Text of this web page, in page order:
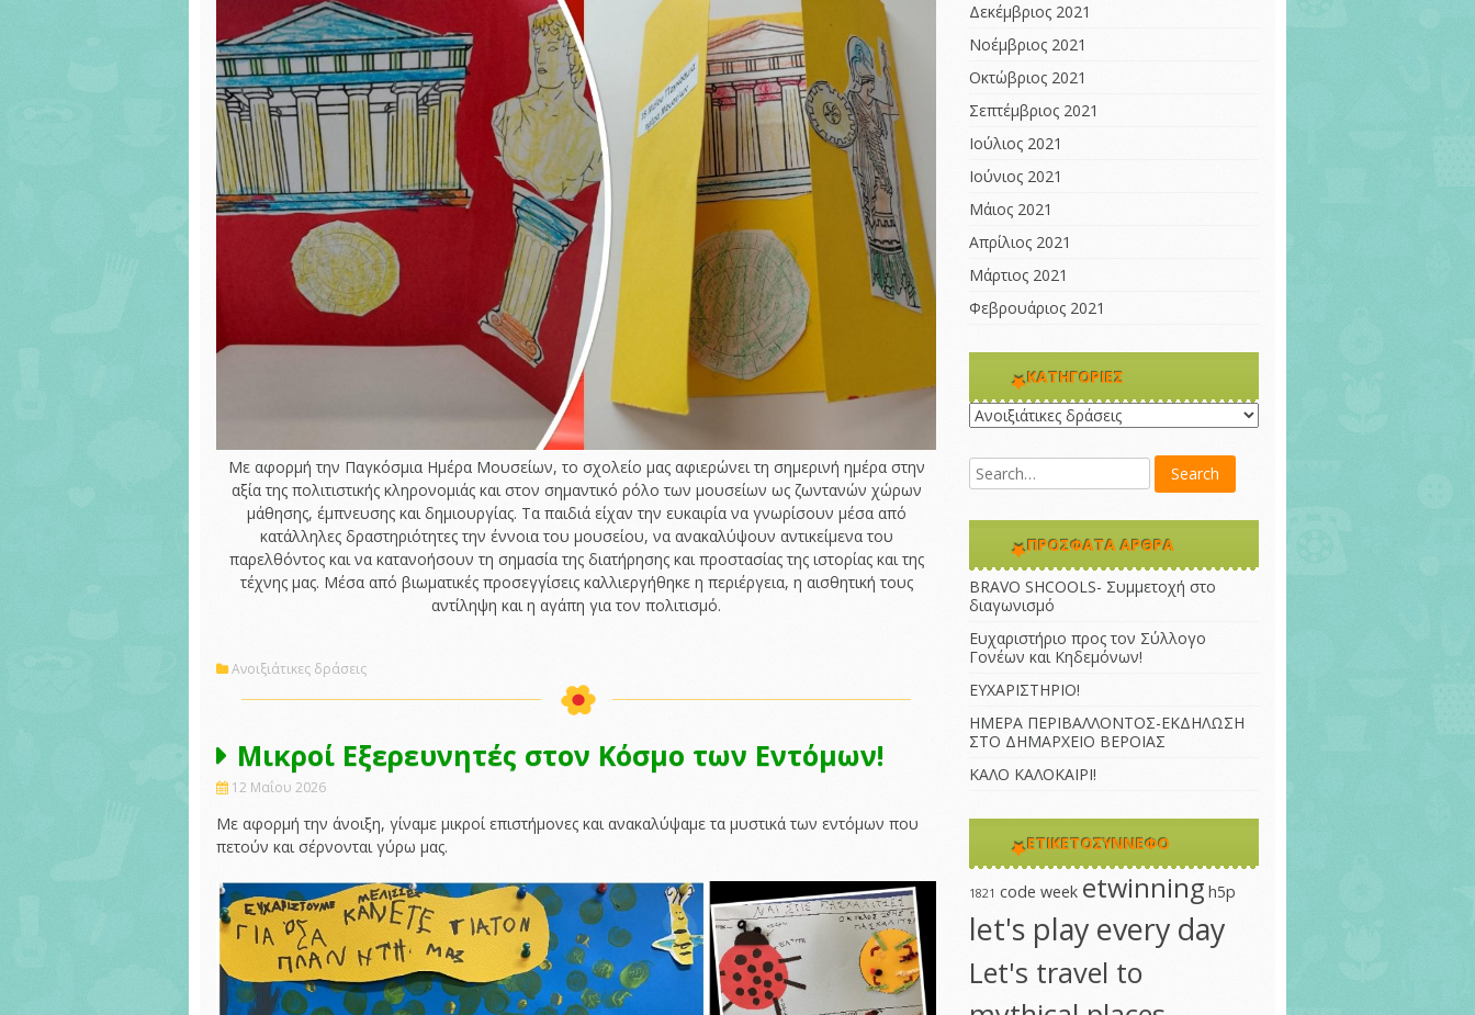
Με αφορμή την Παγκόσμια Ημέρα Μουσείων, το σχολείο μας αφιερώνει τη σημερινή ημέρα στην
αξία της πολιτιστικής κληρονομιάς και στον σημαντικό ρόλο των μουσείων ως ζωντανών χώρων
μάθησης, έμπνευσης και δημιουργίας. Τα παιδιά είχαν την ευκαιρία να γνωρίσουν μέσα από
κατάλληλες δραστηριότητες την έννοια του μουσείου, να ανακαλύψουν αντικείμενα του
παρελθόντος και να κατανοήσουν τη σημασία της διατήρησης και προστασίας της ιστορίας και της
τέχνης μας. Μέσα από βιωματικές προσεγγίσεις καλλιεργήθηκε η περιέργεια, η αισθητική τους
αντίληψη και η αγάπη για τον πολιτισμό.
Ανοιξιάτικες δράσεις
Μικροί Εξερευνητές στον Κόσμο των Εντόμων!
12 Μαΐου 2026
Με αφορμή την άνοιξη, γίναμε μικροί επιστήμονες και ανακαλύψαμε τα μυστικά των εντόμων που
πετούν και σέρνονται γύρω μας.
Δεκέμβριος 2021
Νοέμβριος 2021
Οκτώβριος 2021
Σεπτέμβριος 2021
Ιούλιος 2021
Ιούνιος 2021
Μάιος 2021
Απρίλιος 2021
Μάρτιος 2021
Φεβρουάριος 2021
KΑΤΗΓΟΡΊΕΣ
Kατηγορίες
ΠΡΌΣΦΑΤΑ ΆΡΘΡΑ
BRAVO SHCOOLS- Συμμετοχή στο
διαγωνισμό
Ευχαριστήριο προς τον Σύλλογο
Γονέων και Κηδεμόνων!
ΕΥΧΑΡΙΣΤΗΡΙΟ!
ΗΜΕΡΑ ΠΕΡΙΒΑΛΛΟΝΤΟΣ-ΕΚΔΗΛΩΣΗ
ΣΤΟ ΔΗΜΑΡΧΕΙΟ ΒΕΡΟΙΑΣ
ΚΑΛΟ ΚΑΛΟΚΑΙΡΙ!
ΕΤΙΚΕΤΟΣΎΝΝΕΦΟ
1821 code week etwinning h5p
let's play every day
Let's travel to